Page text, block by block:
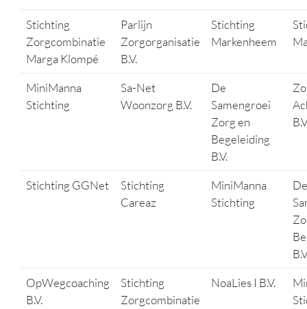
Stichting
Zorgcombinatie
Marga Klompé
Parlijn
Zorgorganisatie
B.V.
Stichting
Markenheem
MiniManna
Stichting
Sa-Net
Woonzorg B.V.
De
Samengroei
Zorg en
Begeleiding
B.V.
Stichting GGNet
Stichting
Careaz
MiniManna
Stichting
De
OpWegcoaching
B.V.
Stichting
Zorgcombinatie
NoaLies I B.V.